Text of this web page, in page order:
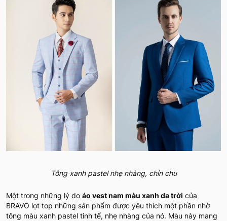
Tông xanh pastel nhẹ nhàng, chỉn chu
Một trong những lý do áo vest nam màu xanh da trời của
BRAVO lọt top những sản phẩm được yêu thích một phần nhờ
tông màu xanh pastel tinh tế, nhẹ nhàng của nó. Màu này mang